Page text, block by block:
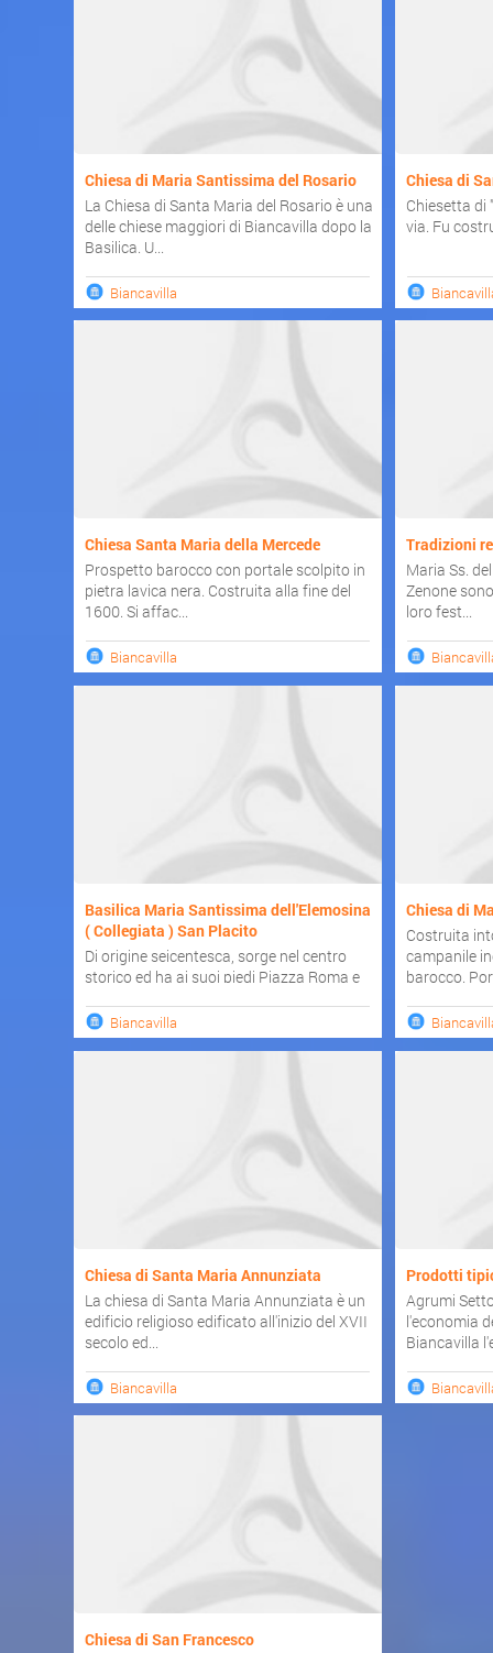
Chiesa di Maria Santissima del Rosario
La Chiesa di Santa Maria del Rosario è una
delle chiese maggiori di Biancavilla dopo la
Basilica. U...
Biancavilla
Chiesa di
Chiesetta di
via. Fu
Chiesa Santa Maria della Mercede
Prospetto barocco con portale scolpito in
pietra lavica nera. Costruita alla fine del
1600. Si affac...
Biancavilla
Tradizioni
Maria Ss.
Zenone
loro fest...
Basilica Maria Santissima dell'Elemosina
( Collegiata ) San Placito
Di origine seicentesca, sorge nel centro
storico ed ha ai suoi piedi Piazza Roma e
Biancavilla
Chiesa di
Costruita
campanile
barocco.
Chiesa di Santa Maria Annunziata
La chiesa di Santa Maria Annunziata è un
edificio religioso edificato all'inizio del XVII
secolo ed...
Biancavilla
Prodotti
Agrumi
l'economia
Biancavilla
Chiesa di San Francesco